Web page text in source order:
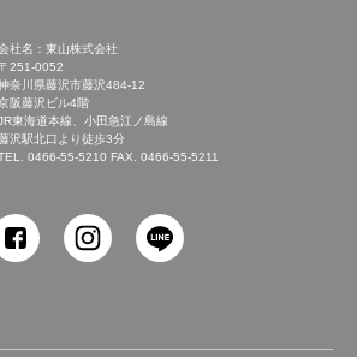
社名：東山株式会社
251-0052
奈川県藤沢市藤沢484-12
阪藤沢ビル4階
東海道本線、小田急江ノ島線
藤沢駅北口より徒歩3分
0466-55-5210 FAX. 0466-55-5211